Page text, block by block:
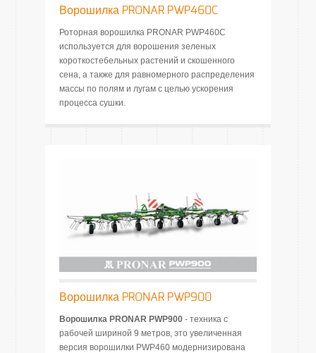
Ворошилка PRONAR PWP460C
Роторная ворошилка PRONAR PWP460C
используется для ворошения зеленых
короткостебельных растений и скошенного
сена, а также для равномерного распределения
массы по полям и лугам с целью ускорения
процесса сушки.
Ворошилка PRONAR PWP900
Ворошилка PRONAR PWP900 - техника с
рабочей шириной 9 метров, это увеличенная
версия ворошилки PWP460 модернизирована